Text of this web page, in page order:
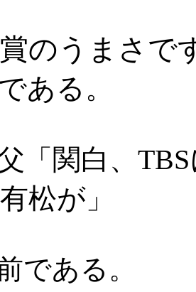
のうまさで
ある。
「 関白、
松が 」
である。